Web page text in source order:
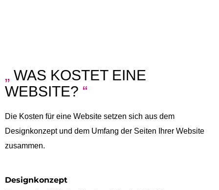
„ WAS KOSTET EINE
WEBSITE? “
Die Kosten für eine Website setzen sich aus dem
Designkonzept und dem Umfang der Seiten Ihrer Website
zusammen.
Designkonzept